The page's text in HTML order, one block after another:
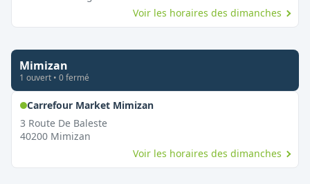
Voir les horaires des dimanches
Mimizan
1 ouvert • 0fermé
Carrefour Market Mimizan,
3 Route De Baleste
40200 Mimizan
Voir les horaires des dimanches